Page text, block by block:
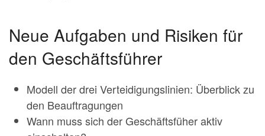
Neue Aufgaben und Risiken für
den Geschäftsführer
Modell der drei Verteidigungslinien: Überblick zu
den Beauftragungen
Wann muss sich der Geschäftsfüher aktiv